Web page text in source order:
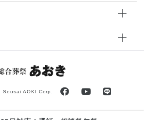
AOKI Corp.